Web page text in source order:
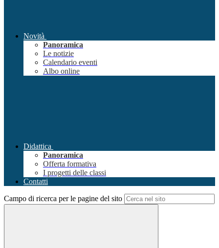
Novità
Panoramica
Le notizie
Calendario eventi
Albo online
Didattica
Panoramica
Offerta formativa
I progetti delle classi
Contatti
Campo di ricerca per le pagine del sito